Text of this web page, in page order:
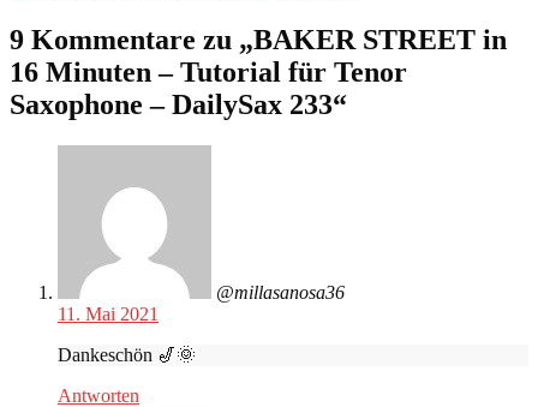
9 Kommentare zu „BAKER STREET in
16 Minuten – Tutorial für Tenor
Saxophone – DailySax 233“
@millasanosa36
11. Mai 2021
Dankeschön 🎷🌞
Antworten